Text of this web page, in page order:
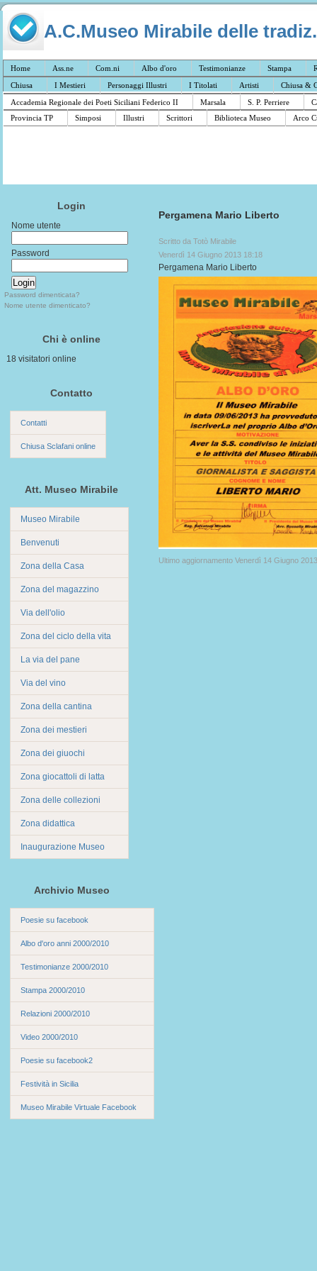
A.C.Museo Mirabile delle
Home Ass.ne Com.ni Albo d'oro Testimonianze Stampa
Chiusa
I Mestieri Personaggi Illustri I Titolati Artisti
Chiusa &
Accademia Regionale dei Poeti Siciliani Federico II
Marsala S. P. Perriere
Provincia TP
Simposi Illustri Scrittori Biblioteca Museo Arco
Login
Nome utente
Password
Password dimenticata?
Nome utente dimenticato?
Chi è online
18 visitatori online
Contatto
Contatti
Chiusa Sclafani online
Att. Museo Mirabile
Museo Mirabile
Benvenuti
Zona della Casa
Zona del magazzino
Via dell'olio
Zona del ciclo della vita
La via del pane
Via del vino
Zona della cantina
Zona dei mestieri
Zona dei giuochi
Zona giocattoli di latta
Zona delle collezioni
Zona didattica
Inaugurazione Museo
Archivio Museo
Poesie su facebook
Albo d'oro anni 2000/2010
Testimonianze 2000/2010
Stampa 2000/2010
Relazioni 2000/2010
Video 2000/2010
Poesie su facebook2
Festività in Sicilia
Museo Mirabile Virtuale Facebook
Pergamena Mario Liberto
Scritto da Totò Mirabile
Venerdì 14 Giugno 2013 18:18
Pergamena Mario Liberto
Ultimo aggiornamento Venerdì 14 Giugno